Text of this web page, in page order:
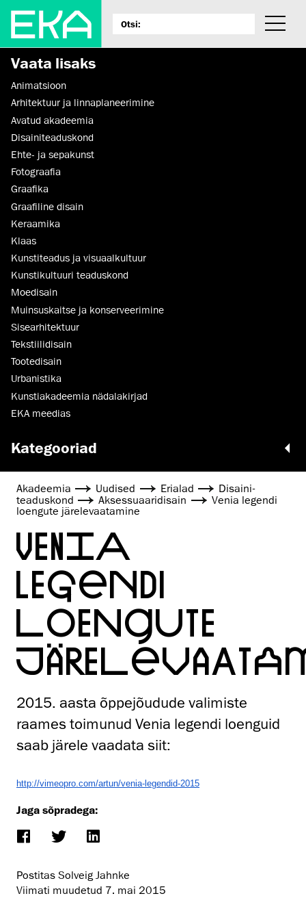
Vaata lisaks
Animatsioon
Arhitektuur ja linnaplaneerimine
Avatud akadeemia
Disaini­­teaduskond
Ehte- ja sepakunst
Fotograafia
Graafika
Graafiline disain
Keraamika
Klaas
Kunstiteadus ja visuaalkultuur
Kunsti­kultuuri teaduskond
Moedisain
Muinsus­kaitse ja konserveerimine
Sisearhitektuur
Tekstiilidisain
Tootedisain
Urbanistika
Kunstiakadeemia nädalakirjad
EKA meedias
Kategooriad
Akadeemia Uudised Erialad
Disaini­­
teaduskond
Aksessuaaridisain
Venia legendi
loengute järelevaatamine
VENIA
LEGENDI
LOENGUTE
2015. aasta õppejõudude valimiste
raames toimunud Venia legendi loenguid
saab järele vaadata siit:
http://vimeopro.com/artun/venia-legendid-2015
Jaga sõpradega:
Postitas Solveig Jahnke
Viimati muudetud 7. mai 2015